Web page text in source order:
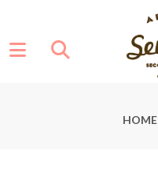
HOME